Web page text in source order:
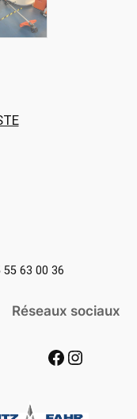
55 63 00 36
Réseaux sociaux
Facebook Instagram